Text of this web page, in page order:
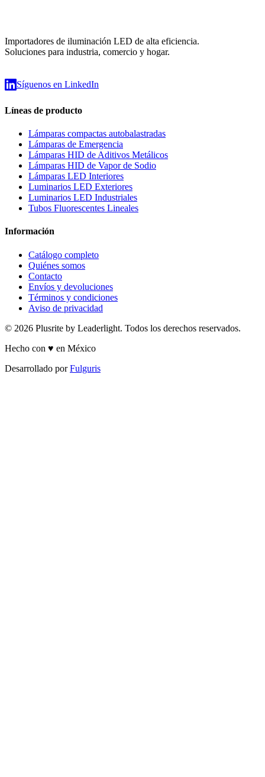
Importadores de iluminación LED de alta eficiencia.
Soluciones para industria, comercio y hogar.
Síguenos en LinkedIn
Líneas de producto
Lámparas compactas autobalastradas
Lámparas de Emergencia
Lámparas HID de Aditivos Metálicos
Lámparas HID de Vapor de Sodio
Lámparas LED Interiores
Luminarios LED Exteriores
Luminarios LED Industriales
Tubos Fluorescentes Lineales
Información
Catálogo completo
Quiénes somos
Contacto
Envíos y devoluciones
Términos y condiciones
Aviso de privacidad
© 2026 Plusrite by Leaderlight. Todos los derechos reservados.
Hecho con ♥ en México
Desarrollado porFulguris